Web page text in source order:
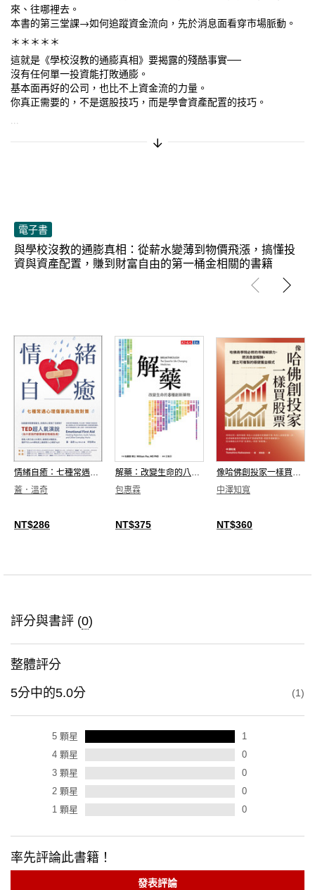
來、往哪裡去。
本書的第三堂課→如何追蹤資金流向，先於消息面看穿市場脈動。
＊＊＊＊＊
這就是《學校沒教的通膨真相》要揭露的殘酷事實──
沒有任何單一投資能打敗通膨。
基本面再好的公司，也比不上資金流的力量。
你真正需要的，不是選股技巧，而是學會資產配置的技巧。
...
展開/摺疊簡介
電子書
與學校沒教的通膨真相：從薪水變薄到物價飛漲，搞懂投
資與資產配置，賺到財富自由的第一桶金相關的書籍
情緒自癒：七種常遇心理傷害與急救對策
蓋．溫奇
NT$286
解藥：改變生命的八種創新藥物
包惠霖
NT$375
像哈佛創投家一樣買股票：哈佛商學院必修的市場解讀力，把消息變報酬，建立可複製的穩健獲益模式
中澤知寬
NT$360
評分與書評 (0)
整體評分
5分中的5.0分 1
5 顆星
1
4 顆星
0
3 顆星
0
2 顆星
0
1 顆星 0
率先評論此書籍！
發表評論